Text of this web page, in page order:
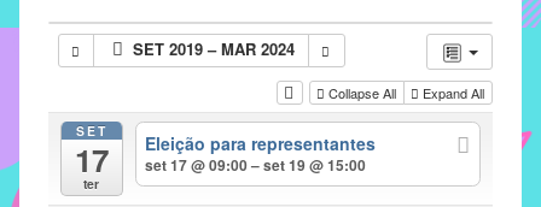
funcionárias
IMECC
SET 2019 – MAR 2024
Collapse All Expand All
SET
17
ter
Eleição para representantes
set 17 @ 09:00 – set 19 @ 15:00